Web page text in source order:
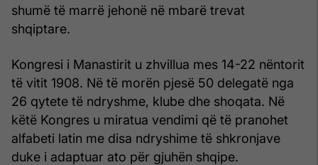
shumë të marrë jehonë në mbarë trevat
shqiptare.
Kongresi i Manastirit u zhvillua mes 14-22 nëntorit
të vitit 1908. Në të morën pjesë 50 delegatë nga
26 qytete të ndryshme, klube dhe shoqata. Në
këtë Kongres u miratua vendimi që të pranohet
alfabeti latin me disa ndryshime të shkronjave
duke i adaptuar ato për gjuhën shqipe.